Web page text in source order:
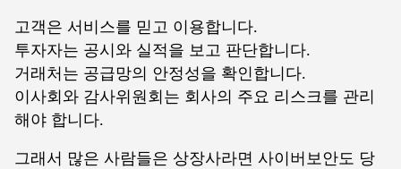
고객은 서비스를 믿고 이용합니다.
투자자는 공시와 실적을 보고 판단합니다.
거래처는 공급망의 안정성을 확인합니다.
이사회와 감사위원회는 회사의 주요 리스크를 관리
해야 합니다.
그래서 많은 사람들은 상장사라면 사이버보안도 당